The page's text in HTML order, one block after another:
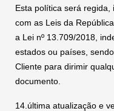
Esta política será
com as Leis da
a Lei nº 13.709/2018,
estados ou países,
Cliente para dirimir
documento.
14.última atualização e